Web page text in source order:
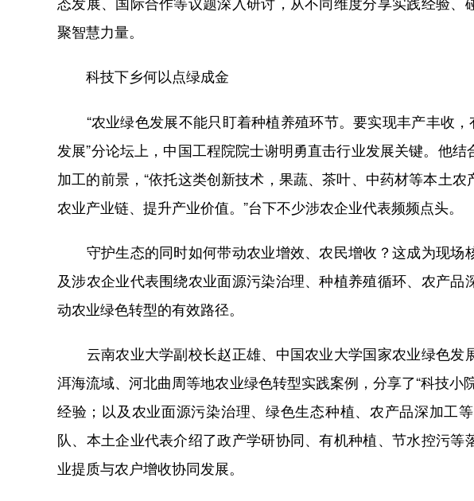
聚智慧力量。
科技下乡何以点绿成金
“农业绿色发展不能只盯着种植养殖环节。要实现丰产丰收，
发展”分论坛上，中国工程院院士谢明勇直击行业发展关键。他
加工的前景，“依托这类创新技术，果蔬、茶叶、中药材等本土
农业产业链、提升产业价值。”台下不少涉农企业代表频频点头。
守护生态的同时如何带动农业增效、农民增收？这成为现场
及涉农企业代表围绕农业面源污染治理、种植养殖循环、农产
动农业绿色转型的有效路径。
云南农业大学副校长赵正雄、中国农业大学国家农业绿色发
洱海流域、河北曲周等地农业绿色转型实践案例，分享了“科技小
经验；以及农业面源污染治理、绿色生态种植、农产品深加工
队、本土企业代表介绍了政产学研协同、有机种植、节水控污
业提质与农户增收协同发展。